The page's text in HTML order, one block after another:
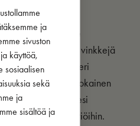
ja
sivuston
käyttöä,
sosiaalisen
sekä
ja
sisältöä ja
tarjoaa sinulle
ja vinkkejä
inspiroivia ideoita eri
huomioon, että jokainen
juuri sinun toiveidesi
ekologisiin keittiöihin.